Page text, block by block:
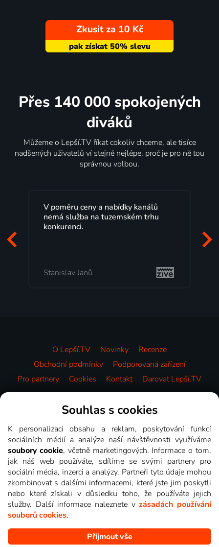
Zkusit za 10 Kč
Přes 140 000 spokojených
diváků
Můžeme o Lepší.TV říkat cokoliv chceme, ale tisíce
nadšených uživatelů ví stejně nejlépe, proč je pro ně tou
správnou volbou.
V poměru ceny a nabídky kanálů
nemá služba na tuzemském trhu
konkurenci.
Stanislav Janů
O Lepší.TV Novinky
Recenze
Obchodní podmínky
Podporovaná zařízení
Pro partnery
Cookies Kontakt Darovat Lepší.TV
Videotéka
Copyright © goNET s.r.o. Na tomto webu jsou zobrazovány
Souhlas s cookies
K personalizaci obsahu a reklam, poskytování funkcí
sociálních médií a analýze naší návštěvnosti využíváme
soubory cookie, včetně marketingových. Informace o tom,
jak náš web používáte, sdílíme se svými partnery pro
sociální média, inzerci a analýzy. Partneři tyto údaje mohou
zkombinovat s dalšími informacemi, které jste jim poskytli
nebo které získali v důsledku toho, že používáte jejich
služby. Další informace naleznete vzásadách používání
souborů cookies.
Přijmout vše